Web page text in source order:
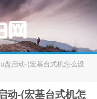
盘启动-(宏基台式机怎么设
动-(宏基台式机怎